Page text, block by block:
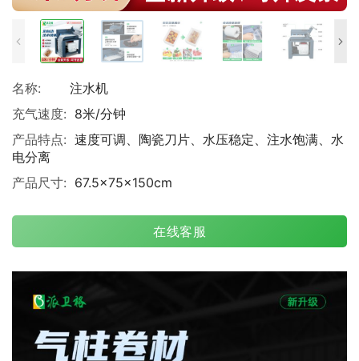
名称:
注水机
充气速度: 8米/分钟
产品特点: 速度可调、陶瓷刀片、水压稳定、注水饱满、水
电分离
产品尺寸: 67.5×75×150cm
在线客服